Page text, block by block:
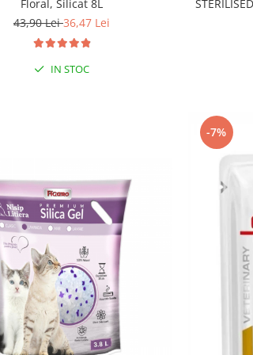
Floral, Silicat 8L
43,90 Lei36,47 Lei
IN STOC
-7%